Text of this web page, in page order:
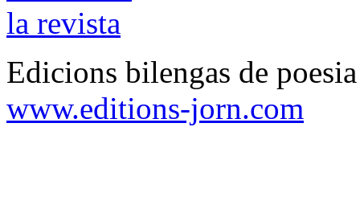
Edicions bilengas de
www.editions-jorn.com